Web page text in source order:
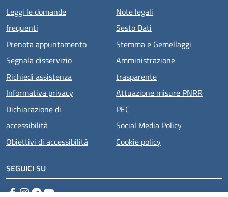
Menu piè di pagina
Leggi le domande
frequenti
Prenota appuntamento
Segnala disservizio
Richiedi assistenza
Informativa privacy
Dichiarazione di
accessibilità
Obiettivi di accessibilità
Note legali
Sesto Dati
Stemma e Gemellaggi
Amministrazione
trasparente
Attuazione misure PNRR
PEC
Social Media Policy
Cookie policy
SEGUICI SU
Facebook
Instagram
Telegram
YouTube